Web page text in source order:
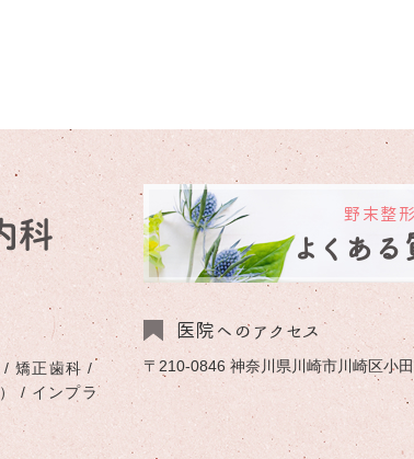
野末整
よくあ
矯正歯科 /
/ インプラ
医院へのアクセス
〒210-0846 神奈川県川崎市川崎区小